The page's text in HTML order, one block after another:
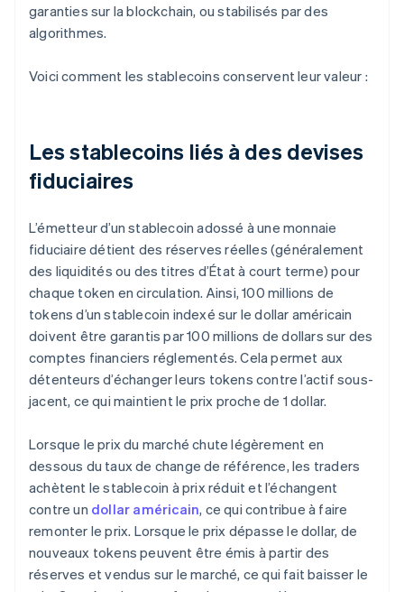
garanties sur la blockchain, ou stabilisés par des
algorithmes.
Voici comment les stablecoins conservent leur valeur :
Les stablecoins liés à des devises
fiduciaires
L’émetteur d’un stablecoin adossé à une monnaie
fiduciaire détient des réserves réelles (généralement
des liquidités ou des titres d’État à court terme) pour
chaque token en circulation. Ainsi, 100 millions de
tokens d’un stablecoin indexé sur le dollar américain
doivent être garantis par 100 millions de dollars sur des
comptes financiers réglementés. Cela permet aux
détenteurs d’échanger leurs tokens contre l’actif sous-
jacent, ce qui maintient le prix proche de 1 dollar.
Lorsque le prix du marché chute légèrement en
dessous du taux de change de référence, les traders
achètent le stablecoin à prix réduit et l’échangent
contre un dollar américain, ce qui contribue à faire
remonter le prix. Lorsque le prix dépasse le dollar, de
nouveaux tokens peuvent être émis à partir des
réserves et vendus sur le marché, ce qui fait baisser le